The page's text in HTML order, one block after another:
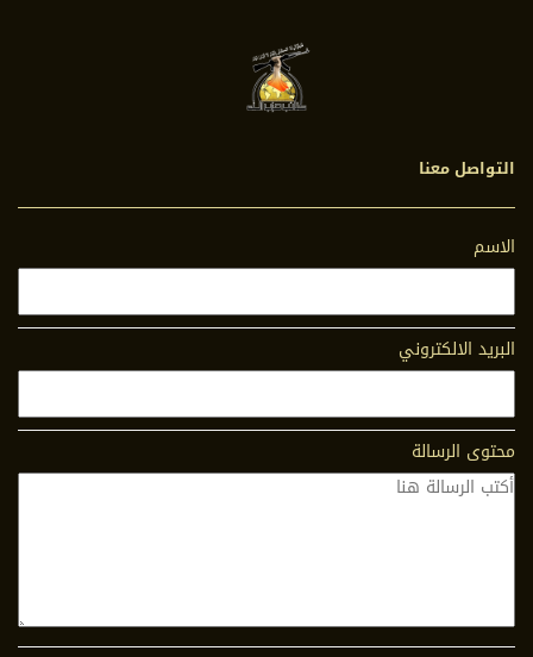
التواصل معنا
الاسم
البريد الالكتروني
محتوى الرسالة